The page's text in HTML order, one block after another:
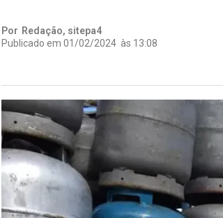
Por Redação, sitepa4
Publicado em 01/02/2024 às 13:08